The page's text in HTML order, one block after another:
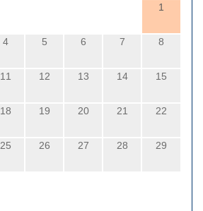
1
4 5 6 7 8
11 12 13 14 15
18 19 20 21 22
25 26 27 28 29